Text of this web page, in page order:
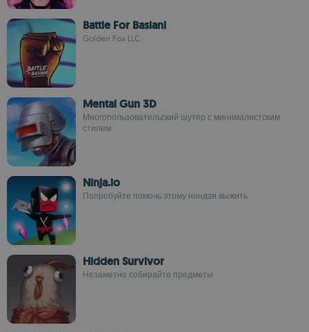
Battle For Basiani
Golden Fox LLC
Mental Gun 3D
Многопользовательский шутер с минималистским
стилем
Ninja.io
Попробуйте помочь этому ниндзя выжить
Hidden Survivor
Незаметно собирайте предметы